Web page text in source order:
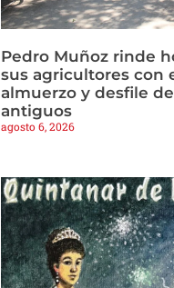
Pedro Muñoz rinde
sus agricultores con
almuerzo y desfile
antiguos
agosto 6, 2026